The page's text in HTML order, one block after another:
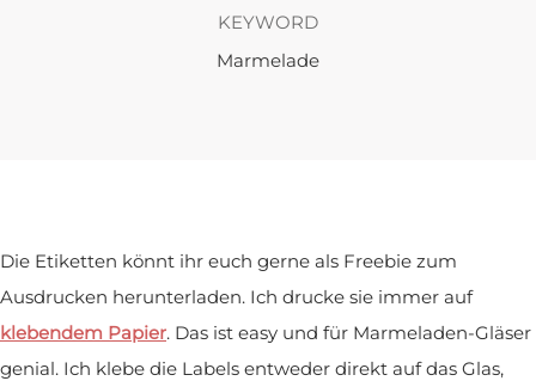
KEYWORD
Marmelade
Die Etiketten könnt ihr euch gerne als Freebie zum
Ausdrucken herunterladen. Ich drucke sie immer auf
klebendem Papier. Das ist easy und für Marmeladen-Gläser
genial. Ich klebe die Labels entweder direkt auf das Glas,